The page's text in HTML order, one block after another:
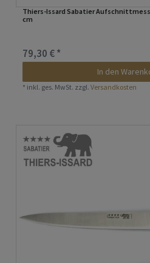
Thiers-Issard Sabatier
cm
79,30 € *
In den
* inkl. ges. MwSt. zzgl.Versandkosten